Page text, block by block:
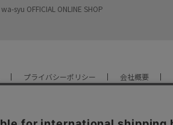
wa-syu OFFICIAL ONLINE SHOP
プライバシーポリシー 会社概要